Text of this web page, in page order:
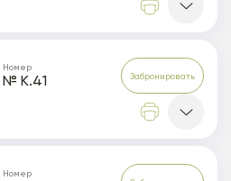
Номер
№ К.41 Забронировать
Номер